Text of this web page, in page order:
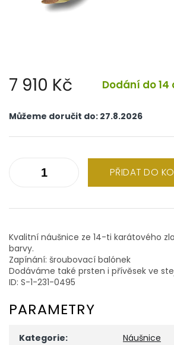
7 910 Kč Dodání do 14
cena:
Můžeme doručit do: 27.8.2026
PŘIDAT DO
Kvalitní náušnice ze 14-ti karátového
barvy.
Zapínání: šroubovací balónek
Dodáváme také prsten i přívěsek ve
ID: S-1-231-0495
PARAMETRY
Kategorie: Náušnice